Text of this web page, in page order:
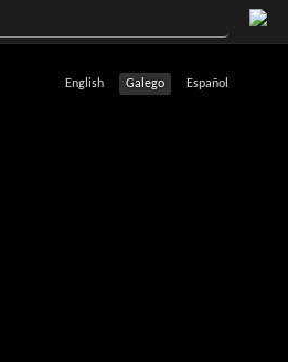
Español
Galego
English